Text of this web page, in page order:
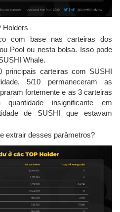
Holders
com base nas carteiras dos
Pool ou nesta bolsa. Isso pode
Whale.
principais carteiras com SUSHI
5/10 permaneceram as
fortemente e as 3 carteiras
quantidade insignificante em
de SUSHI que estavam
extrair desses parâmetros?